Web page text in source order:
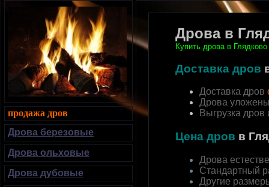
Дрова в
Купить дрова в
Доставка дров
Доставка дров
Дрова
Выгрузка
Цена дров в
Дрова
Стандартный
Другие
продажа дров
Дрова березовые
Дрова ольховые
Дрова дубовые